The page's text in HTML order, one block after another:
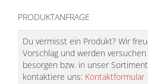
PRODUKTANFRAGE
Du vermisst ein Produkt? Wir
Vorschlag und werden
besorgen bzw. in unser
kontaktiere uns: Kontaktformular